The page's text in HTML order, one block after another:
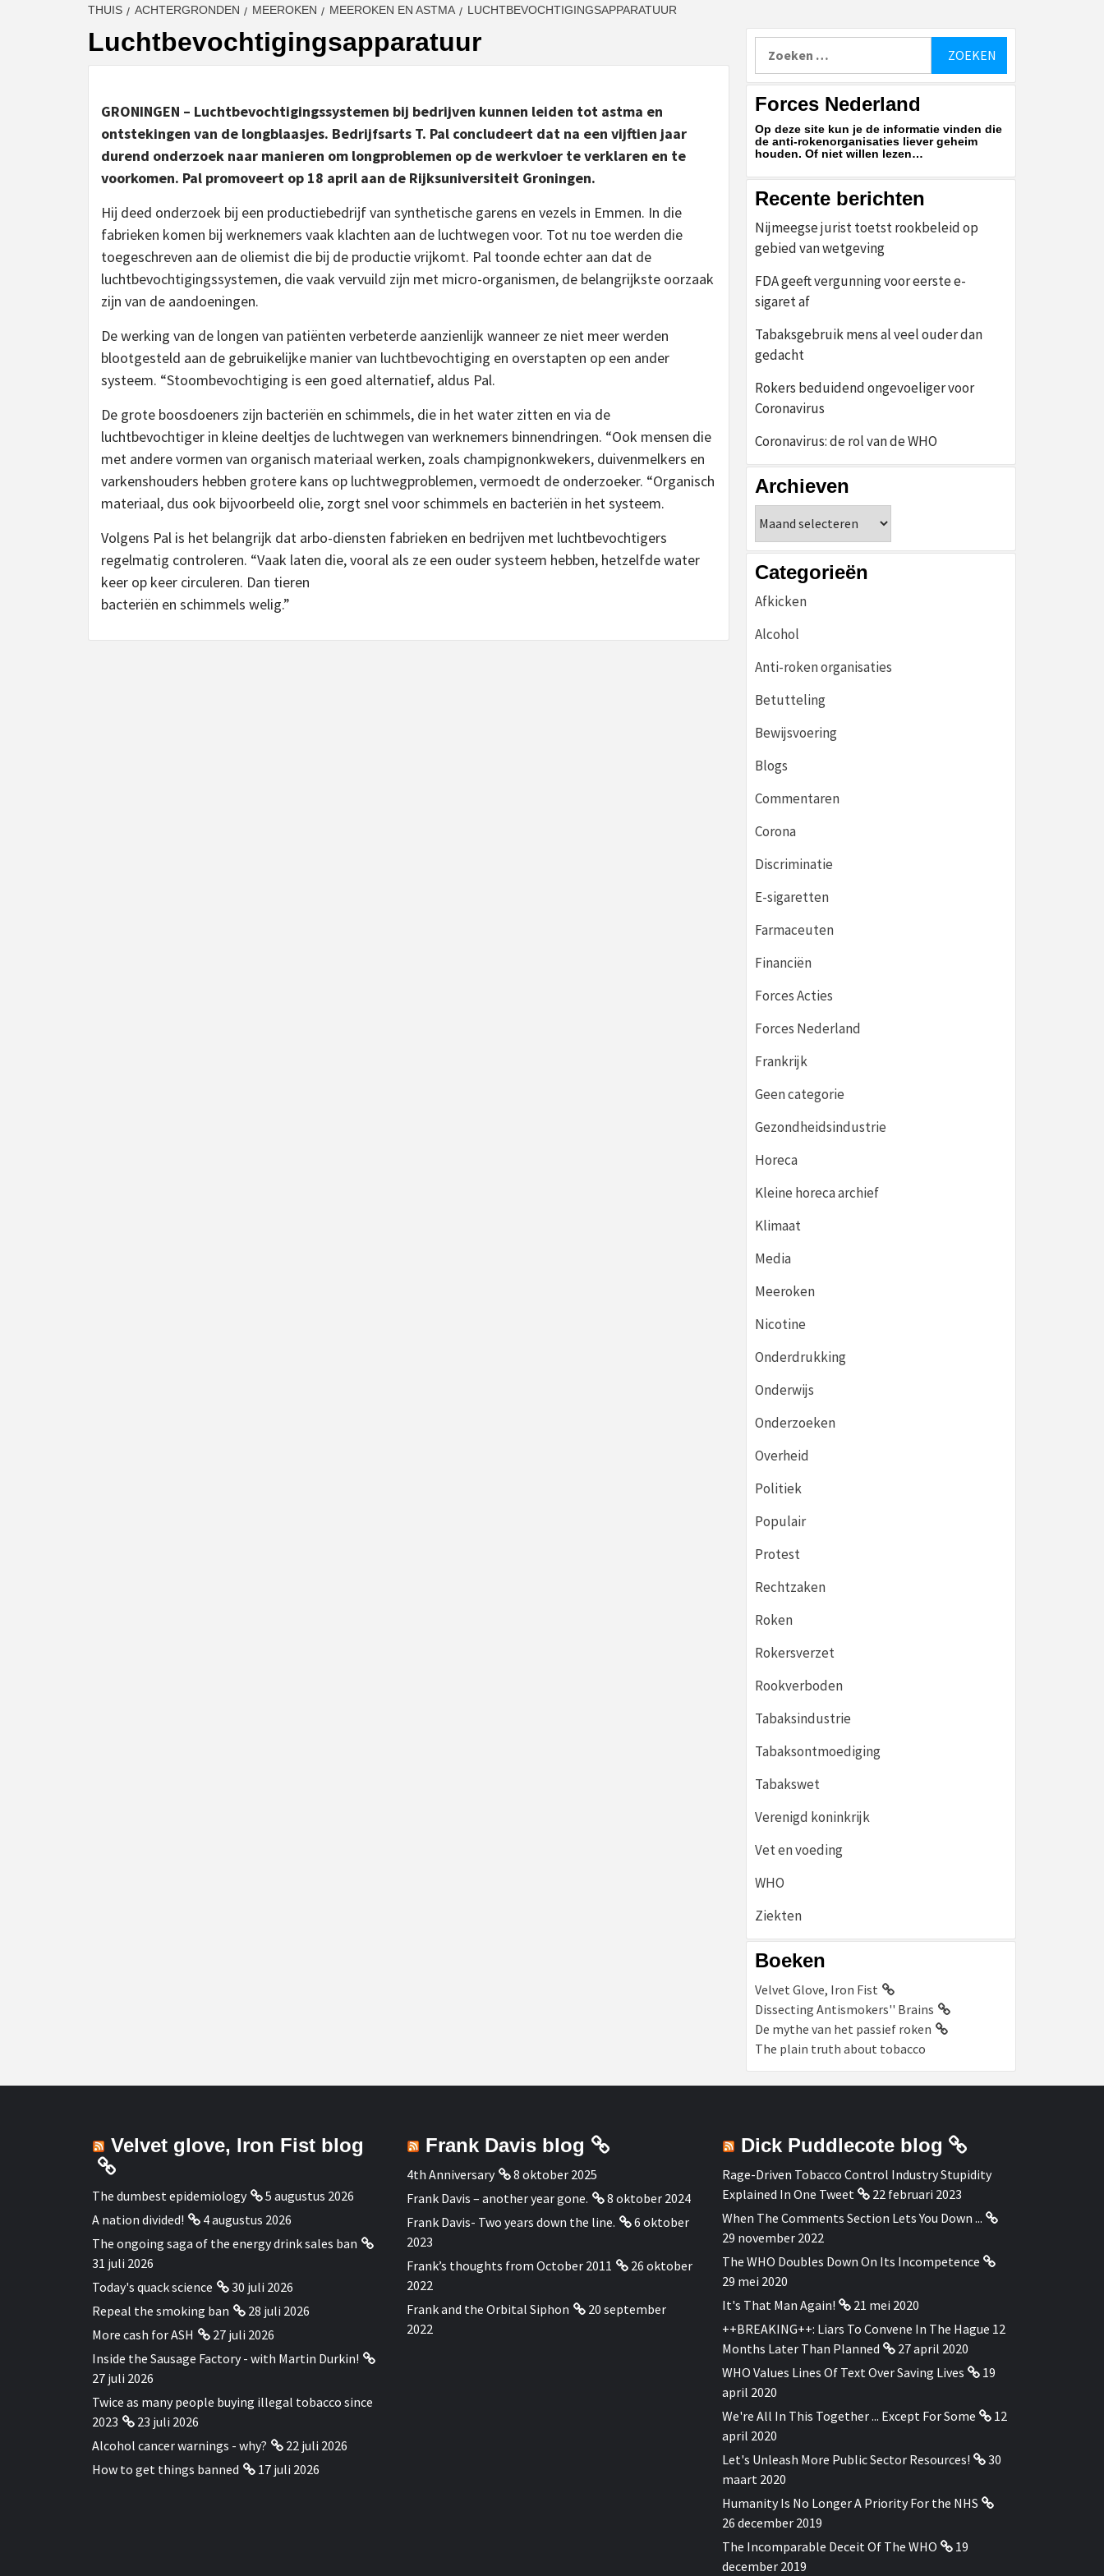
THUIS ACHTERGRONDEN MEEROKEN MEEROKEN EN ASTMA LUCHTBEVOCHTIGINGSAPPARATUUR
Luchtbevochtigingsapparatuur
GRONINGEN – Luchtbevochtigingssystemen bij bedrijven kunnen leiden tot astma en
ontstekingen van de longblaasjes. Bedrijfsarts T. Pal concludeert dat na een vijftien jaar
durend onderzoek naar manieren om longproblemen op de werkvloer te verklaren en te
voorkomen. Pal promoveert op 18 april aan de Rijksuniversiteit Groningen.
Hij deed onderzoek bij een productiebedrijf van synthetische garens en vezels in Emmen. In die
fabrieken komen bij werknemers vaak klachten aan de luchtwegen voor. Tot nu toe werden die
toegeschreven aan de oliemist die bij de productie vrijkomt. Pal toonde echter aan dat de
luchtbevochtigingssystemen, die vaak vervuild zijn met micro-organismen, de belangrijkste oorzaak
zijn van de aandoeningen.
De werking van de longen van patiënten verbeterde aanzienlijk wanneer ze niet meer werden
blootgesteld aan de gebruikelijke manier van luchtbevochtiging en overstapten op een ander
systeem. “Stoombevochtiging is een goed alternatief, aldus Pal.
De grote boosdoeners zijn bacteriën en schimmels, die in het water zitten en via de
luchtbevochtiger in kleine deeltjes de luchtwegen van werknemers binnendringen. “Ook mensen die
met andere vormen van organisch materiaal werken, zoals champignonkwekers, duivenmelkers en
varkenshouders hebben grotere kans op luchtwegproblemen, vermoedt de onderzoeker. “Organisch
materiaal, dus ook bijvoorbeeld olie, zorgt snel voor schimmels en bacteriën in het systeem.
Volgens Pal is het belangrijk dat arbo-diensten fabrieken en bedrijven met luchtbevochtigers
regelmatig controleren. “Vaak laten die, vooral als ze een ouder systeem hebben, hetzelfde water
keer op keer circuleren. Dan tieren
bacteriën en schimmels welig.”
naar:
Forces Nederland
Op deze site kun je de informatie vinden die
de anti-rokenorganisaties liever geheim
houden. Of niet willen lezen…
Recente berichten
Nijmeegse jurist toetst rookbeleid op
gebied van wetgeving
FDA geeft vergunning voor eerste e-
sigaret af
Tabaksgebruik mens al veel ouder dan
gedacht
Rokers beduidend ongevoeliger voor
Coronavirus
Coronavirus: de rol van de WHO
Archieven
Categorieën
Afkicken
Alcohol
Anti-roken organisaties
Betutteling
Bewijsvoering
Blogs
Commentaren
Corona
Discriminatie
E-sigaretten
Farmaceuten
Financiën
Forces Acties
Forces Nederland
Frankrijk
Geen categorie
Gezondheidsindustrie
Horeca
Kleine horeca archief
Klimaat
Media
Meeroken
Nicotine
Onderdrukking
Onderwijs
Onderzoeken
Overheid
Politiek
Populair
Protest
Rechtzaken
Roken
Rokersverzet
Rookverboden
Tabaksindustrie
Tabaksontmoediging
Tabakswet
Verenigd koninkrijk
Vet en voeding
WHO
Ziekten
Boeken
Velvet Glove, Iron Fist
Dissecting Antismokers'' Brains
De mythe van het passief roken
The plain truth about tobacco
Velvet glove, Iron Fist blog
The dumbest epidemiology
5 augustus 2026
A nation divided!
4 augustus 2026
The ongoing saga of the energy drink sales ban
31 juli 2026
Today's quack science
30 juli 2026
Repeal the smoking ban
28 juli 2026
More cash for ASH
27 juli 2026
Inside the Sausage Factory - with Martin Durkin!
27 juli 2026
Twice as many people buying illegal tobacco since
2023
23 juli 2026
Alcohol cancer warnings - why?
22 juli 2026
How to get things banned
17 juli 2026
Frank Davis blog
4th Anniversary
8 oktober 2025
Frank Davis – another year gone.
8 oktober 2024
Frank Davis- Two years down the line.
6 oktober
2023
Frank’s thoughts from October 2011
26 oktober
2022
Frank and the Orbital Siphon
20 september
2022
Dick Puddlecote blog
Rage-Driven Tobacco Control Industry Stupidity
Explained In One Tweet
22 februari 2023
When The Comments Section Lets You Down ...
29 november 2022
The WHO Doubles Down On Its Incompetence
29 mei 2020
It's That Man Again!
21 mei 2020
++BREAKING++: Liars To Convene In The Hague 12
Months Later Than Planned
27 april 2020
WHO Values Lines Of Text Over Saving Lives
19
april 2020
We're All In This Together ... Except For Some
12
april 2020
Let's Unleash More Public Sector Resources!
30
maart 2020
Humanity Is No Longer A Priority For the NHS
26 december 2019
The Incomparable Deceit Of The WHO
19
december 2019